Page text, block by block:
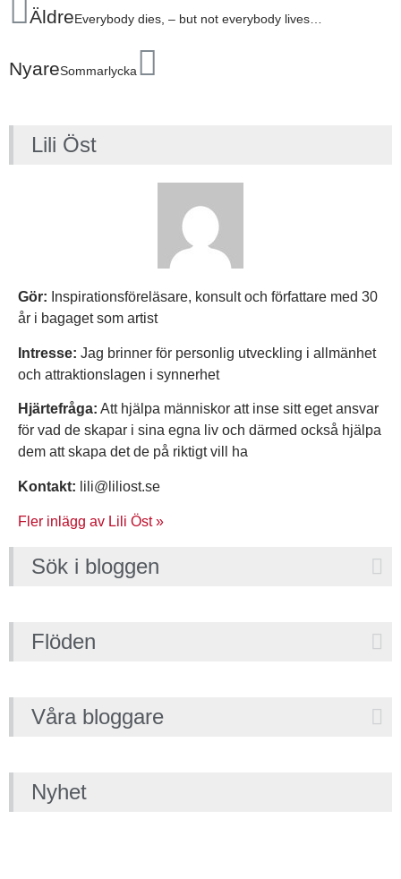
ÄldreEverybody dies, – but not everybody lives…
NyareSommarlycka
Lili Öst
Gör: Inspirationsföreläsare, konsult och författare med 30
år i bagaget som artist
Intresse: Jag brinner för personlig utveckling i allmänhet
och attraktionslagen i synnerhet
Hjärtefråga: Att hjälpa människor att inse sitt eget ansvar
för vad de skapar i sina egna liv och därmed också hjälpa
dem att skapa det de på riktigt vill ha
Kontakt: lili@liliost.se
Fler inlägg av Lili Öst »
Sök i bloggen
Flöden
Våra bloggare
Nyhet